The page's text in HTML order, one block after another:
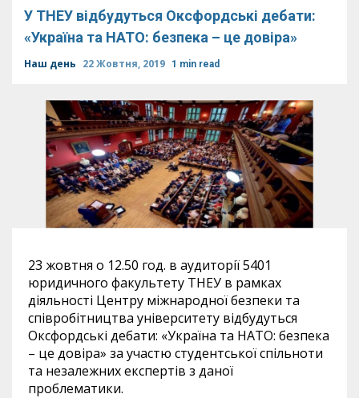
У ТНЕУ відбудуться Оксфордські дебати:
«Україна та НАТО: безпека – це довіра»
Наш день 22 Жовтня, 2019 1 min read
23 жовтня о 12.50 год. в аудиторії 5401
юридичного факультету ТНЕУ в рамках
діяльності Центру міжнародної безпеки та
співробітництва університету відбудуться
Оксфордські дебати: «Україна та НАТО: безпека
– це довіра» за участю студентської спільноти
та незалежних експертів з даної
проблематики.